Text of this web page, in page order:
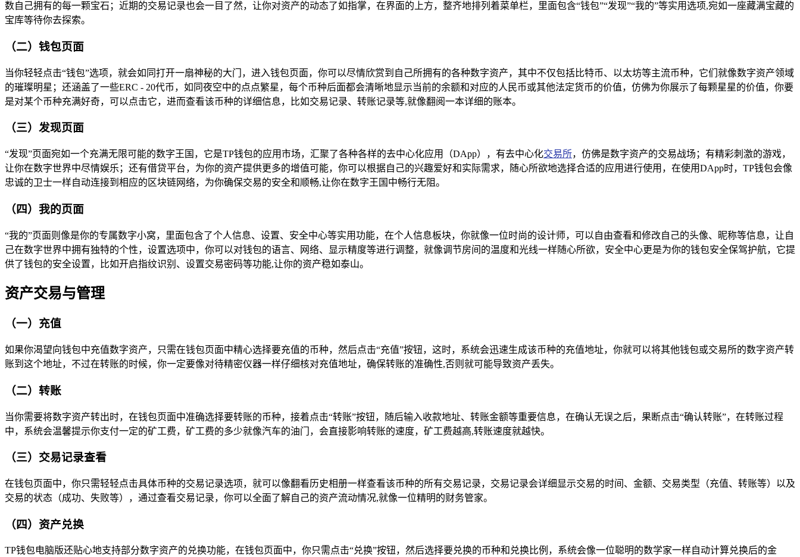
数自己拥有的每一颗宝石；近期的交易记录也会一目了然，让你对资产的动态了如指掌，在界面的上方，整齐地排列着菜单栏，里面包含“钱包”“发现”“我的”等实用选项,宛如一座藏满宝藏的
宝库等待你去探索。
（二）钱包页面
当你轻轻点击“钱包”选项，就会如同打开一扇神秘的大门，进入钱包页面，你可以尽情欣赏到自己所拥有的各种数字资产，其中不仅包括比特币、以太坊等主流币种，它们就像数字资产领域
的璀璨明星；还涵盖了一些ERC - 20代币，如同夜空中的点点繁星，每个币种后面都会清晰地显示当前的余额和对应的人民币或其他法定货币的价值，仿佛为你展示了每颗星星的价值，你要
是对某个币种充满好奇，可以点击它，进而查看该币种的详细信息，比如交易记录、转账记录等,就像翻阅一本详细的账本。
（三）发现页面
“发现”页面宛如一个充满无限可能的数字王国，它是TP钱包的应用市场，汇聚了各种各样的去中心化应用（DApp），有去中心化交易所，仿佛是数字资产的交易战场；有精彩刺激的游戏，
让你在数字世界中尽情娱乐；还有借贷平台，为你的资产提供更多的增值可能，你可以根据自己的兴趣爱好和实际需求，随心所欲地选择合适的应用进行使用，在使用DApp时，TP钱包会像
忠诚的卫士一样自动连接到相应的区块链网络，为你确保交易的安全和顺畅,让你在数字王国中畅行无阻。
（四）我的页面
“我的”页面则像是你的专属数字小窝，里面包含了个人信息、设置、安全中心等实用功能，在个人信息板块，你就像一位时尚的设计师，可以自由查看和修改自己的头像、昵称等信息，让自
己在数字世界中拥有独特的个性，设置选项中，你可以对钱包的语言、网络、显示精度等进行调整，就像调节房间的温度和光线一样随心所欲，安全中心更是为你的钱包安全保驾护航，它提
供了钱包的安全设置，比如开启指纹识别、设置交易密码等功能,让你的资产稳如泰山。
资产交易与管理
（一）充值
如果你渴望向钱包中充值数字资产，只需在钱包页面中精心选择要充值的币种，然后点击“充值”按钮，这时，系统会迅速生成该币种的充值地址，你就可以将其他钱包或交易所的数字资产转
账到这个地址，不过在转账的时候，你一定要像对待精密仪器一样仔细核对充值地址，确保转账的准确性,否则就可能导致资产丢失。
（二）转账
当你需要将数字资产转出时，在钱包页面中准确选择要转账的币种，接着点击“转账”按钮，随后输入收款地址、转账金额等重要信息，在确认无误之后，果断点击“确认转账”，在转账过程
中，系统会温馨提示你支付一定的矿工费，矿工费的多少就像汽车的油门，会直接影响转账的速度，矿工费越高,转账速度就越快。
（三）交易记录查看
在钱包页面中，你只需轻轻点击具体币种的交易记录选项，就可以像翻看历史相册一样查看该币种的所有交易记录，交易记录会详细显示交易的时间、金额、交易类型（充值、转账等）以及
交易的状态（成功、失败等），通过查看交易记录，你可以全面了解自己的资产流动情况,就像一位精明的财务管家。
（四）资产兑换
TP钱包电脑版还贴心地支持部分数字资产的兑换功能，在钱包页面中，你只需点击“兑换”按钮，然后选择要兑换的币种和兑换比例，系统会像一位聪明的数学家一样自动计算兑换后的金